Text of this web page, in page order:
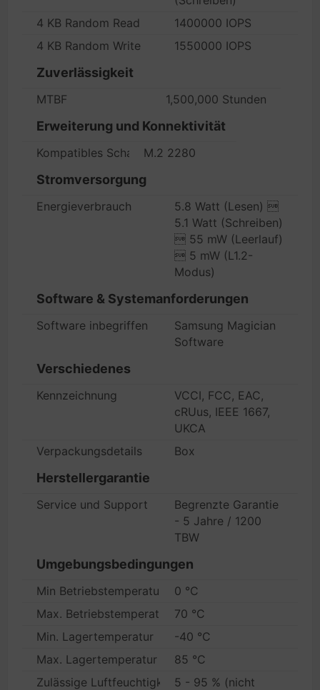
4 KB Random Read
1400000 IOPS
4 KB Random Write
1550000 IOPS
Zuverlässigkeit
MTBF 1,500,000 Stunden
Erweiterung und Konnektivität
Kompatibles SchaltfeldM.2 2280
Stromversorgung
Energieverbrauch
5.8 Watt (Lesen) 
5.1 Watt (Schreiben)
 55 mW (Leerlauf)
 5 mW (L1.2-
Modus)
Software & Systemanforderungen
Software inbegriffen
Samsung Magician
Software
Verschiedenes
Kennzeichnung
VCCI, FCC, EAC,
cRUus, IEEE 1667,
UKCA
Verpackungsdetails
Box
Herstellergarantie
Service und Support
Begrenzte Garantie
- 5 Jahre / 1200
TBW
Umgebungsbedingungen
Min Betriebstemperatur
0 °C
Max. Betriebstemperatur
70 °C
Min. Lagertemperatur
-40 °C
Max. Lagertemperatur
85 °C
Zulässige Luftfeuchtigkeit im Betrieb
5 - 95 % (nicht